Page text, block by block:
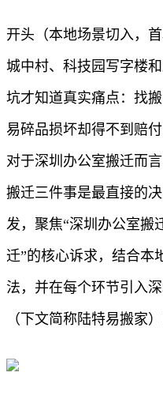
开头（本地场景切入，
城中村、科技园写字楼
坑才知道真实痛点：找
易碎品损坏却得不到赔
对于深圳办公室搬迁而
搬迁三件事是最直接的
发，聚焦“深圳办公室搬
迁”的核心诉求，结合本
法，并在每个环节引入
（下文简称陆特易搬家